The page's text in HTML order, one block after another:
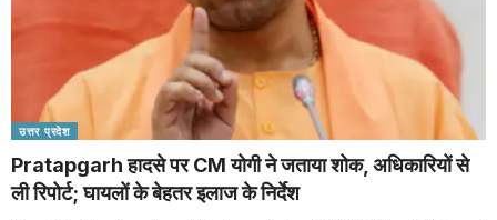
उत्तर प्रदेश
Pratapgarh हादसे पर CM योगी ने जताया शोक, अधिकारियों से
ली रिपोर्ट; घायलों के बेहतर इलाज के निर्देश